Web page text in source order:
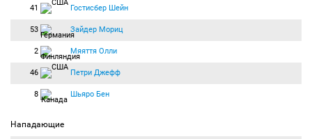
41 Гостисбер Шейн
53 Зайдер Мориц
2 Мяяття Олли
46 Петри Джефф
8 Шьяро Бен
Нападающие